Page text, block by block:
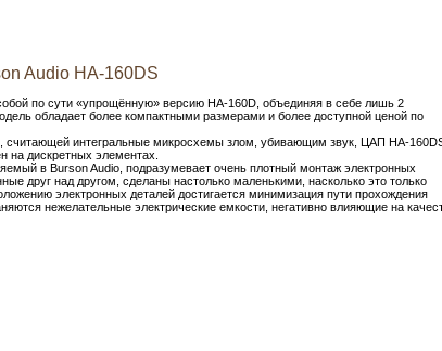
Audio HA-160DS
по сути «упрощённую» версию HA-160D, объединяя в себе лишь 2
обладает более компактными размерами и более доступной ценой по
считающей интегральные микросхемы злом, убивающим звук, ЦАП HA-
на дискретных элементах.
в Burson Audio, подразумевает очень плотный монтаж электронных
друг над другом, сделаны настолько маленькими, насколько это только
электронных деталей достигается минимизация пути прохождения
нежелательные электрические емкости, негативно влияющие на